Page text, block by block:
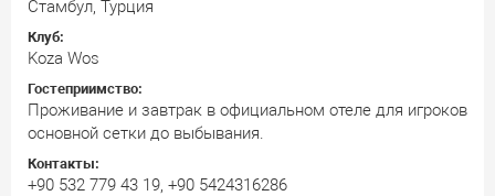
Стамбул, Турция
Клуб:
Koza Wos
Гостеприимство:
Проживание и завтрак в официальном отеле для игроков
основной сетки до выбывания.
Контакты:
+90 532 779 43 19, +90 5424316286